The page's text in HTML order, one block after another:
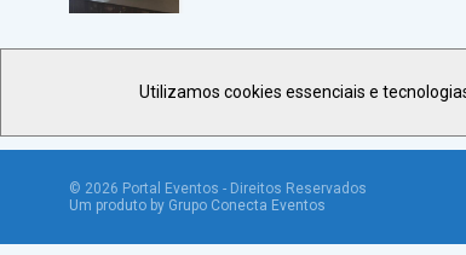
© 2026 Portal Eventos - Direitos Reservados
Um produto by Grupo Conecta Eventos
Utilizamos cookies essenciais e